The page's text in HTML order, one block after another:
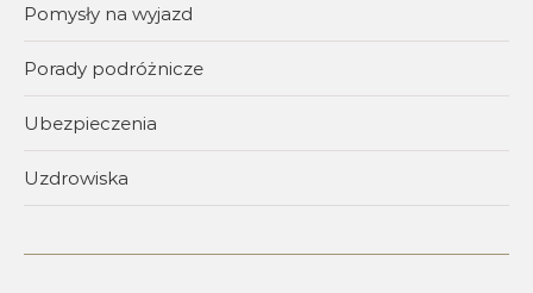
Pomysły na wyjazd
Porady podróżnicze
Ubezpieczenia
Uzdrowiska